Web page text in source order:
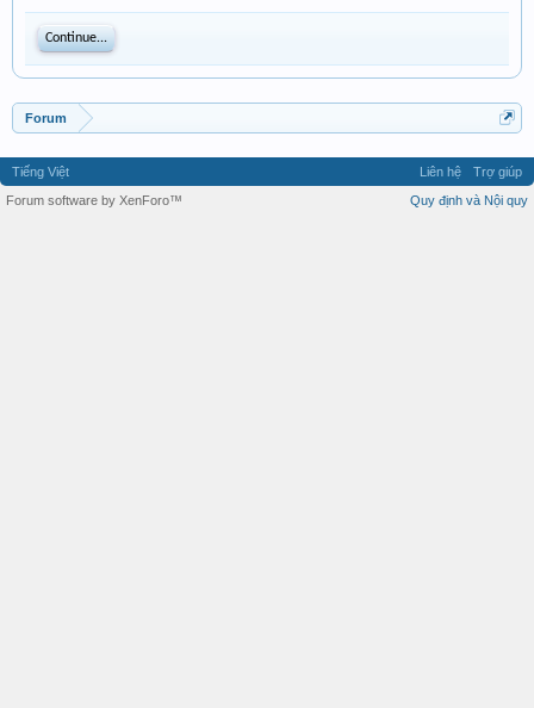
Continue...
Forum
Tiếng Việt Liên hệ
Trợ giúp
Quy định và Nội quy
Forum software by XenForo™